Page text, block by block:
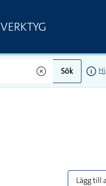
VERKTYG
Sök
Lägg till